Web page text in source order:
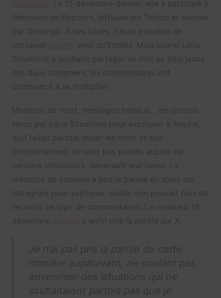
. Le 15 décembre dernier, elle a participé à
l’émission de Popcorn, diffusée sur Twitch et animée
par Domingo. À ses côtés, il était possible de
retrouver
ainsi qu’Etoiles. Mais quand Léna
Situations a souhaité partager un mot au plus jeune
des deux streamers, les commentaires ont
commencé à se multiplier.
Menaces de mort, messages haineux… les propos
tenus par Léna Situations pour expliquer à Anyme,
qu’il fallait parfois doser les mots et son
comportement, ne sont pas passés auprès de
certains utilisateurs, déversant leur haine. La
créatrice de contenu a pris la parole en story sur
Instagram pour expliquer qu’elle n’en pouvait plus de
recevoir ce type de commentaires. Le vendredi 19
décembre,
a enfin pris la parole sur X.
Je n’ai pas pris la parole de cette
manière auparavant, ne voulant pas
envenimer des situations qui ne
souhaitaient parfois pas que je